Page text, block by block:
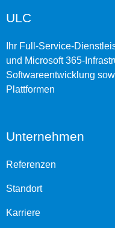
ULC
Ihr Full-Service-
und Microsoft 365-
Softwareentwicklung
Plattformen
Unternehmen
Referenzen
Standort
Karriere